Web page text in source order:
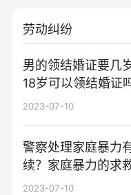
劳动纠纷
男的领结婚证要几
18岁可以领结婚证
消息
2023-07-10
警察处理家庭暴力
续？家庭暴力的求
什么？_时讯
2023-07-10